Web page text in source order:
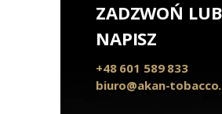
ZADZWOŃ LUB
NAPISZ
+48 601 589 833
biuro@akan-